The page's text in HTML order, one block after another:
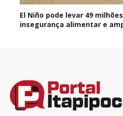
El Niño pode levar 49
insegurança alimentar e